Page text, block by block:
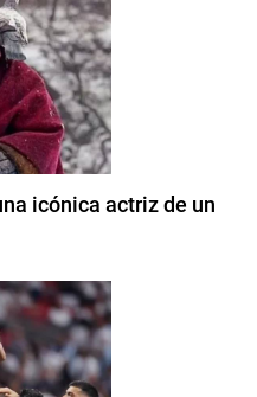
icónica actriz de un